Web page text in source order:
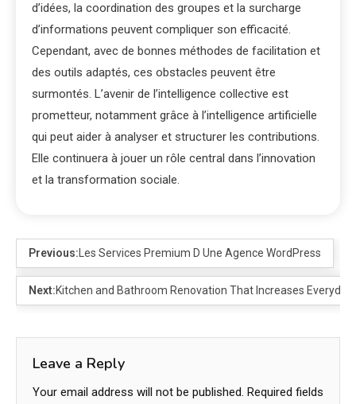
d’idées, la coordination des groupes et la surcharge
d’informations peuvent compliquer son efficacité.
Cependant, avec de bonnes méthodes de facilitation et
des outils adaptés, ces obstacles peuvent être
surmontés. L’avenir de l’intelligence collective est
prometteur, notamment grâce à l’intelligence artificielle
qui peut aider à analyser et structurer les contributions.
Elle continuera à jouer un rôle central dans l’innovation
et la transformation sociale.
Previous:Les Services Premium D Une Agence WordPress
Next:Kitchen and Bathroom Renovation That Increases
Leave a Reply
Your email address will not be published. Required fields